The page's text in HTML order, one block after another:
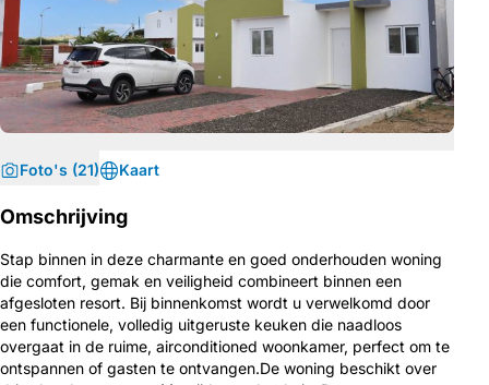
Foto's (21) Kaart
Omschrijving
Stap binnen in deze charmante en goed onderhouden woning
die comfort, gemak en veiligheid combineert binnen een
afgesloten resort. Bij binnenkomst wordt u verwelkomd door
een functionele, volledig uitgeruste keuken die naadloos
overgaat in de ruime, airconditioned woonkamer, perfect om te
ontspannen of gasten te ontvangen.De woning beschikt over